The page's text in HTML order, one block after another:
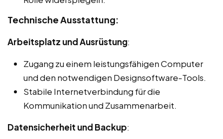
Technische Ausstattung:
Arbeitsplatz und Ausrüstung:
Zugang zu einem leistungsfähigen Computer
und den notwendigen Designsoftware-Tools.
Stabile Internetverbindung für die
Kommunikation und Zusammenarbeit.
Datensicherheit und Backup: